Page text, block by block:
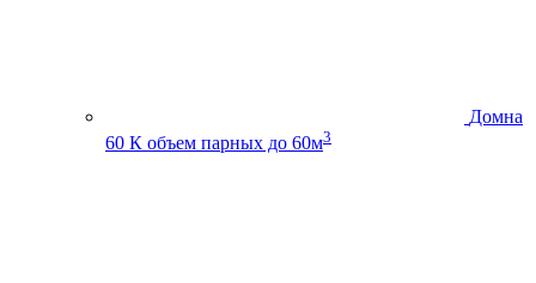
Домна
60 К объем парных до 60м3